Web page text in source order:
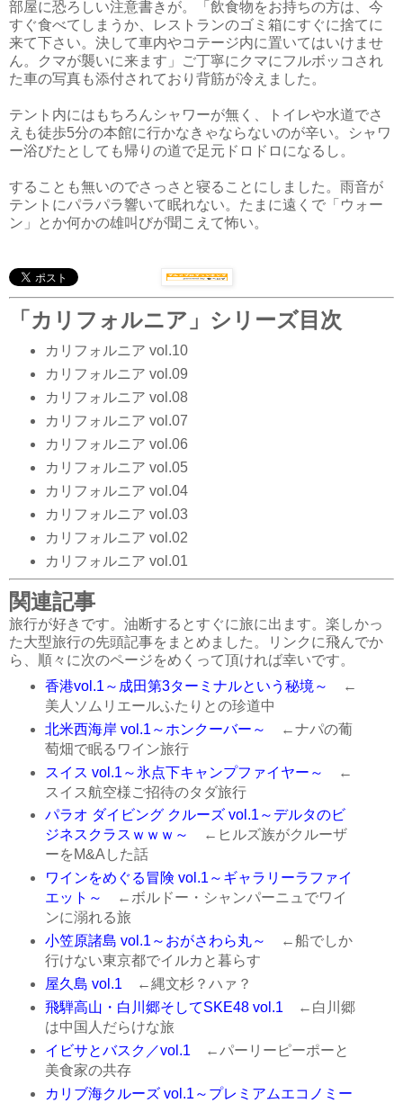
部屋に恐ろしい注意書きが。「飲食物をお持ちの方は、今
すぐ食べてしまうか、レストランのゴミ箱にすぐに捨てに
来て下さい。決して車内やコテージ内に置いてはいけませ
ん。クマが襲いに来ます」ご丁寧にクマにフルボッコされ
た車の写真も添付されており背筋が冷えました。
テント内にはもちろんシャワーが無く、トイレや水道でさ
えも徒歩5分の本館に行かなきゃならないのが辛い。シャワ
ー浴びたとしても帰りの道で足元ドロドロになるし。
することも無いのでさっさと寝ることにしました。雨音が
テントにパラパラ響いて眠れない。たまに遠くで「ウォー
ン」とか何かの雄叫びが聞こえて怖い。
「カリフォルニア」シリーズ目次
カリフォルニア vol.10
カリフォルニア vol.09
カリフォルニア vol.08
カリフォルニア vol.07
カリフォルニア vol.06
カリフォルニア vol.05
カリフォルニア vol.04
カリフォルニア vol.03
カリフォルニア vol.02
カリフォルニア vol.01
関連記事
旅行が好きです。油断するとすぐに旅に出ます。楽しかっ
た大型旅行の先頭記事をまとめました。リンクに飛んでか
ら、順々に次のページをめくって頂ければ幸いです。
香港vol.1～成田第3ターミナルという秘境～
←
美人ソムリエールふたりとの珍道中
北米西海岸 vol.1～ホンクーバー～
←ナパの葡
萄畑で眠るワイン旅行
スイス vol.1～氷点下キャンプファイヤー～
←
スイス航空様ご招待のタダ旅行
パラオ ダイビング クルーズ vol.1～デルタのビ
ジネスクラスｗｗｗ～
←ヒルズ族がクルーザ
ーをM&Aした話
ワインをめぐる冒険 vol.1～ギャラリーラファイ
エット～
←ボルドー・シャンパーニュでワイ
ンに溺れる旅
小笠原諸島 vol.1～おがさわら丸～
←船でしか
行けない東京都でイルカと暮らす
屋久島 vol.1 ←縄文杉？ハァ？
飛騨高山・白川郷そしてSKE48 vol.1 ←白川郷
は中国人だらけな旅
イビサとバスク／vol.1 ←パーリーピーポーと
美食家の共存
カリブ海クルーズ vol.1～プレミアムエコノミー